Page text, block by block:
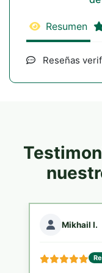
Resumen
Reseñas
Mikhail I.